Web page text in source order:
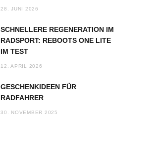
28. JUNI 2026
SCHNELLERE REGENERATION IM
RADSPORT: REBOOTS ONE LITE
IM TEST
12. APRIL 2026
GESCHENKIDEEN FÜR
RADFAHRER
30. NOVEMBER 2025